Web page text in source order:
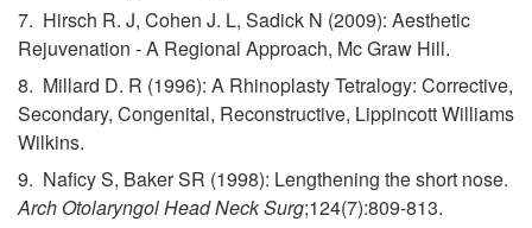
7. Hirsch R. J, Cohen J. L, Sadick N (2009): Aesthetic
Rejuvenation - A Regional Approach, Mc Graw Hill.
8. Millard D. R (1996): A Rhinoplasty Tetralogy: Corrective,
Secondary, Congenital, Reconstructive, Lippincott Williams
Wilkins.
9. Naficy S, Baker SR (1998): Lengthening the short nose.
Arch Otolaryngol Head Neck Surg;124(7):809-813.